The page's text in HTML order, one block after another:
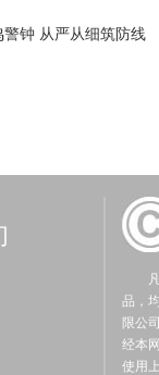
钟 从严从细筑防线
品，
限公
经本
使用